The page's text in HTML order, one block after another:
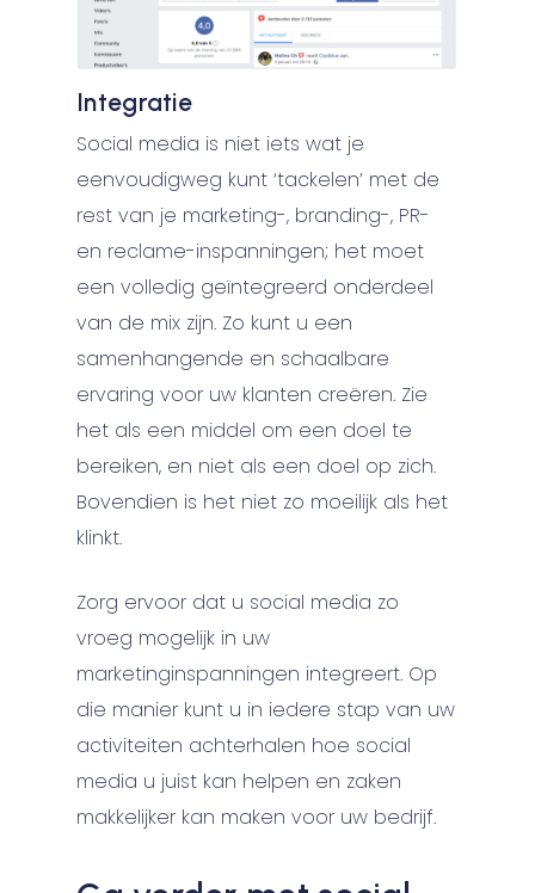
Integratie
Social media is niet iets wat je
eenvoudigweg kunt ‘tackelen’ met de
rest van je marketing-, branding-, PR-
en reclame-inspanningen; het moet
een volledig geïntegreerd onderdeel
van de mix zijn. Zo kunt u een
samenhangende en schaalbare
ervaring voor uw klanten creëren. Zie
het als een middel om een doel te
bereiken, en niet als een doel op zich.
Bovendien is het niet zo moeilijk als het
klinkt.
Zorg ervoor dat u social media zo
vroeg mogelijk in uw
marketinginspanningen integreert. Op
die manier kunt u in iedere stap van uw
activiteiten achterhalen hoe social
media u juist kan helpen en zaken
makkelijker kan maken voor uw bedrijf.